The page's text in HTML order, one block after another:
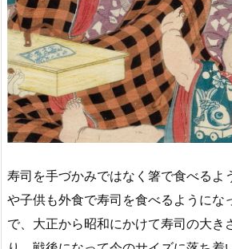
寿司を手づかみではなく箸で食べるよ
や子供も外食で寿司を食べるようにな
で、大正から昭和にかけて寿司の大き